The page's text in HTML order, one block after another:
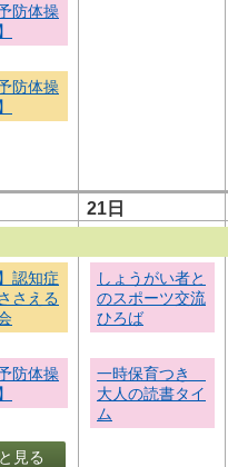
防体操
防体操
21日
認知症
さえる
しょうがい者と
のスポーツ交流
ひろば
防体操
一時保育つき
大人の読書タイ
ム
見る